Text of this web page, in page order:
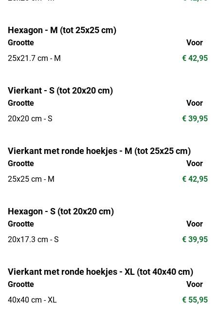
Hexagon - M (tot 25x25 cm)
Grootte
25x21.7 cm - M
Voor
€ 42,95
Vierkant - S (tot 20x20 cm)
Grootte
20x20 cm - S
Voor
€ 39,95
Vierkant met ronde hoekjes - M (tot 25x25 cm)
Grootte
25x25 cm - M
Voor
€ 42,95
Hexagon - S (tot 20x20 cm)
Grootte
20x17.3 cm - S
Voor
€ 39,95
Vierkant met ronde hoekjes - XL (tot 40x40 cm)
Grootte
40x40 cm - XL
Voor
€ 55,95